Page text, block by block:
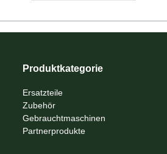
Produktkategorie
Ersatzteile
Zubehör
Gebrauchtmaschinen
Partnerprodukte